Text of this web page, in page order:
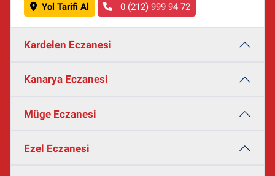
Yol Tarifi Al 0 (212) 999 94 72
Kardelen Eczanesi
Kanarya Eczanesi
Müge Eczanesi
Ezel Eczanesi